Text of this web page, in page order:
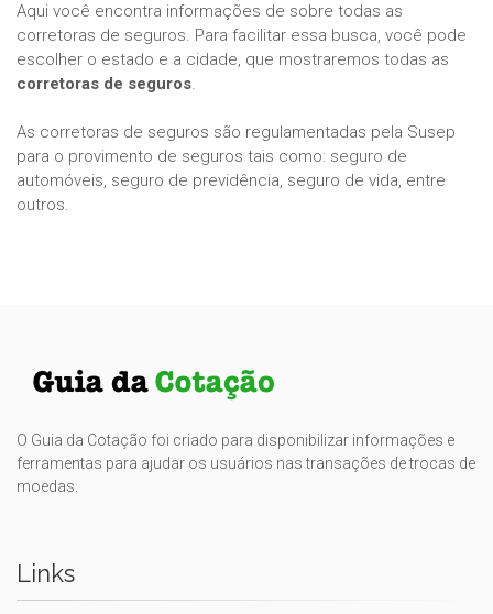
Aqui você encontra informações de sobre todas as
corretoras de seguros. Para facilitar essa busca, você pode
escolher o estado e a cidade, que mostraremos todas as
corretoras de seguros.
As corretoras de seguros são regulamentadas pela Susep
para o provimento de seguros tais como: seguro de
automóveis, seguro de previdência, seguro de vida, entre
outros.
O Guia da Cotação foi criado para disponibilizar informações e
ferramentas para ajudar os usuários nas transações de trocas de
moedas.
Links